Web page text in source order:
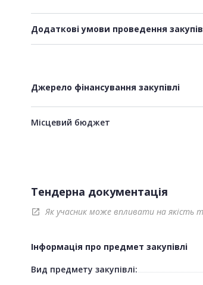
Додаткові умови проведення
Джерело фінансування закупівлі
Місцевий бюджет
Тендерна документація
open_in_new Як учасник може впливати на якість
Інформація про предмет закупівлі
Вид предмету закупівлі: